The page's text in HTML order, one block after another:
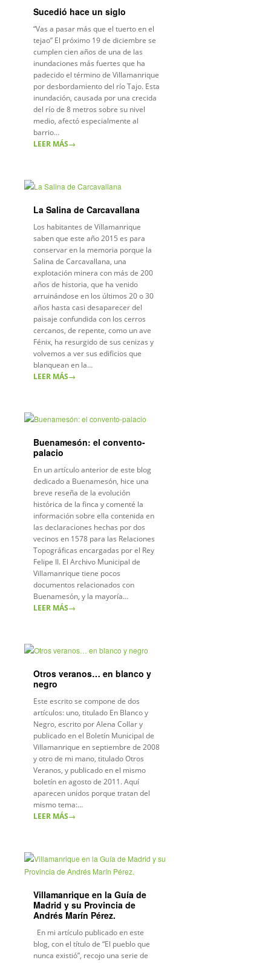
Sucedió hace un siglo
“Vas a pasar más que el tuerto en el
tejao” El próximo 19 de diciembre se
cumplen cien años de una de las
inundaciones más fuertes que ha
padecido el término de Villamanrique
por desbordamiento del río Tajo. Esta
inundación, causada por una crecida
del río de 8 metros sobre su nivel
medio, afectó especialmente al
barrio…
LEER MÁS→
La Salina de Carcavallana
Los habitantes de Villamanrique
saben que este año 2015 es para
conservar en la memoria porque la
Salina de Carcavallana, una
explotación minera con más de 200
años de historia, que ha venido
arruinándose en los últimos 20 o 30
años hasta casi desaparecer del
paisaje confundida con los cerros
cercanos, de repente, como un ave
Fénix, ha resurgido de sus cenizas y
volvemos a ver sus edificios que
blanquean en la…
LEER MÁS→
Buenamesón: el convento-
palacio
En un artículo anterior de este blog
dedicado a Buenamesón, hice una
breve reseña de la evolución
histórica de la finca y comenté la
información sobre ella contenida en
las declaraciones hechas por dos
vecinos en 1578 para las Relaciones
Topográficas encargadas por el Rey
Felipe II. El Archivo Municipal de
Villamanrique tiene pocos
documentos relacionados con
Buenamesón, y la mayoría…
LEER MÁS→
Otros veranos… en blanco y
negro
Este escrito se compone de dos
artículos: uno, titulado En Blanco y
Negro, escrito por Alena Collar y
publicado en el Boletín Municipal de
Villamanrique en septiembre de 2008
y otro de mi mano, titulado Otros
Veranos, y publicado en el mismo
boletín en agosto de 2011. Aquí
aparecen unidos porque tratan del
mismo tema:…
LEER MÁS→
Villamanrique en la Guía de
Madrid y su Provincia de
Andrés Marín Pérez.
En mi artículo publicado en este
blog, con el título de “El pueblo que
nunca existió”, recojo una serie de